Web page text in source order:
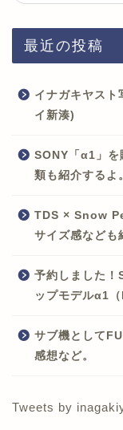
最近の投稿
イナガキヤスト
イ新湊)
SONY「α1」を
類も紹介するよ
TDS × Snow
サイズ感なども
予約しました！
ップモデルα1（
サブ機として
感想など。
Tweets by